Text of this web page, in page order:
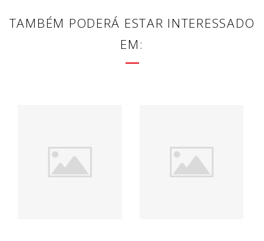
TAMBÉM PODERÁ ESTAR INTERESSADO
EM: